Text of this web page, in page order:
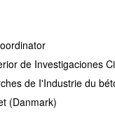
de Investigaciones
de I'Industrie du
(Danmark)